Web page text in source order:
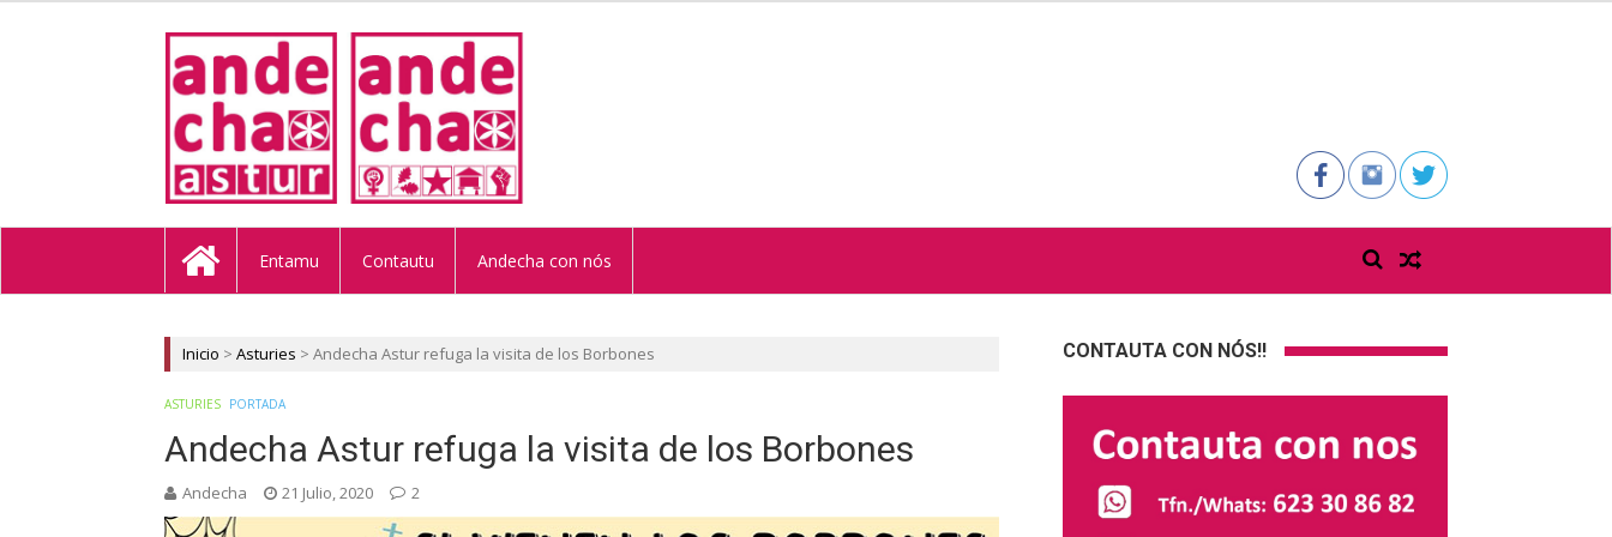
ANDECHA ASTUR
Entamu Contautu Andecha con nós
Inicio > Asturies > Andecha Astur refuga la visita de los Borbones
ASTURIES PORTADA
Andecha Astur refuga la visita de los Borbones
Andecha 21 Julio, 2020 2
CONTAUTA CON NÓS!!